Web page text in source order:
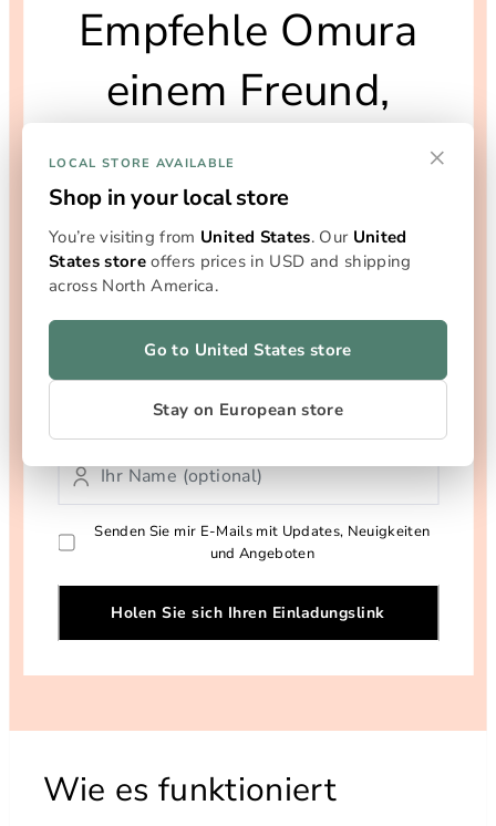
Empfehle Omura
einem Freund,
erhaltet beide ein
Geschenk
Schenk Deinen Freunden 25 % Rabatt auf ihr erstes
X1 Complete Bundle – und erhalte ein 12er-Pack
Senden Sie mir E-Mails mit Updates, Neuigkeiten
und Angeboten
Holen Sie sich Ihren Einladungslink
Wie es funktioniert
×
LOCAL STORE AVAILABLE
Shop in your local store
You’re visiting from United States. Our United
States store offers prices in USD and shipping
across North America.
Go to United States store
Stay on European store